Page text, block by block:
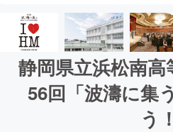
静岡県立浜松南
56回「波濤に集
う！